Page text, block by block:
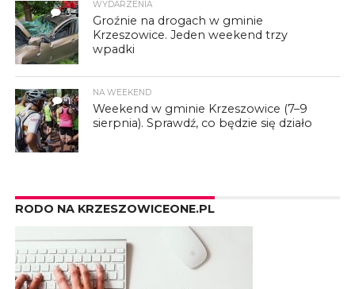
3
WYDARZENIA
Groźnie na drogach w gminie
Krzeszowice. Jeden weekend trzy
wpadki
1
NA WEEKEND
Weekend w gminie Krzeszowice (7–9
sierpnia). Sprawdź, co będzie się działo
RODO NA KRZESZOWICEONE.PL